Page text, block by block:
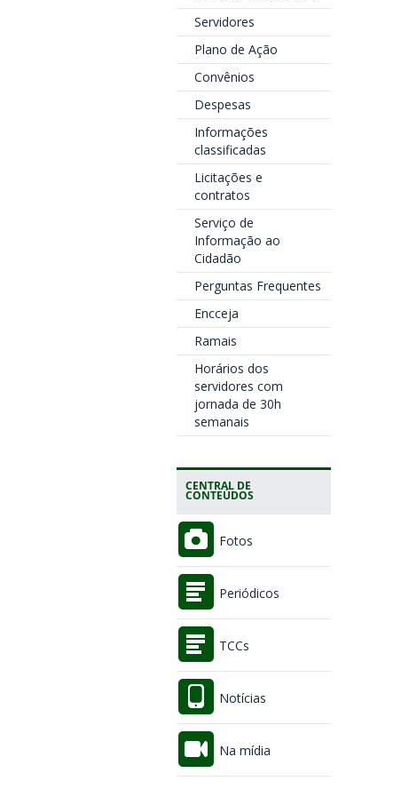
Servidores
Plano de Ação
Convênios
Despesas
Informações
classificadas
Licitações e
contratos
Serviço de
Informação ao
Cidadão
Perguntas Frequentes
Encceja
Ramais
Horários dos
servidores com
jornada de 30h
semanais
CENTRAL DE
CONTEÚDOS
Fotos
Periódicos
TCCs
Notícias
Na mídia